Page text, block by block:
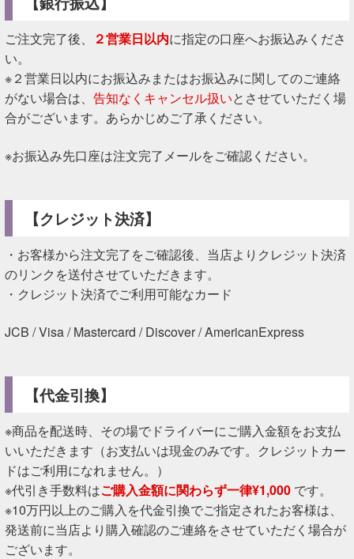
ご注文完了後、 ２営業日以内に指定の口座へお振込みくださ
い。
※２営業日以内にお振込みまたはお振込みに関してのご連絡
がない場合は、 告知なくキャンセル扱いとさせていただく場
合がございます。あらかじめご了承ください。
※お振込み先口座は注文完了メールをご確認ください。
【クレジット決済】
・お客様から注文完了をご確認後、当店よりクレジット決済
のリンクを送付させていただきます。
・クレジット決済でご利用可能なカード
JCB / Visa / Mastercard / Discover / AmericanExpress
【代金引換】
※商品を配送時、その場でドライバーにご購入金額をお支払
いいただきます（お支払いは現金のみです。クレジットカー
ドはご利用になれません。）
※代引き手数料はご購入金額に関わらず一律¥1,000です。
※10万円以上のご購入を代金引換でご指定されたお客様は、
発送前に当店より購入確認のご連絡をさせていただく場合が
ございます。